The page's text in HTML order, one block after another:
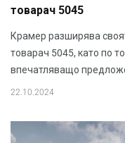
товарач 5045
Крамер разширява
товарач 5045, като по
впечатляващо
22.10.2024